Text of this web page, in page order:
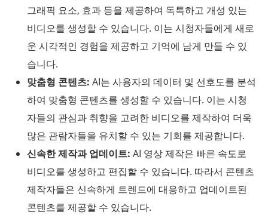
그래픽 요소, 효과 등을 제공하여 독특하고 개성 있는
비디오를 생성할 수 있습니다. 이는 시청자들에게 새로
운 시각적인 경험을 제공하고 기억에 남게 만들 수 있
습니다.
맞춤형 콘텐츠: AI는 사용자의 데이터 및 선호도를 분석
하여 맞춤형 콘텐츠를 생성할 수 있습니다. 이는 시청
자들의 관심과 취향을 고려한 비디오를 제작하여 더욱
많은 관람자들을 유치할 수 있는 기회를 제공합니다.
신속한 제작과 업데이트: AI 영상 제작은 빠른 속도로
비디오를 생성하고 편집할 수 있습니다. 따라서 콘텐츠
제작자들은 신속하게 트렌드에 대응하고 업데이트된
콘텐츠를 제공할 수 있습니다.